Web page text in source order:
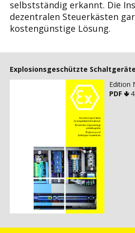
selbstständig erkannt. Die
dezentralen Steuerkästen
kostengünstige Lösung.
Explosionsgeschützte
Edition
PDF 🢃